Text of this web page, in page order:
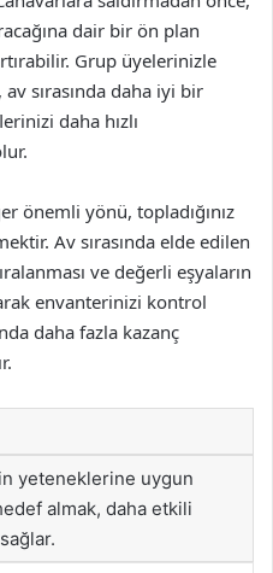
dair bir ön plan
Grup üyelerinizle
sırasında daha iyi bir
daha hızlı
önemli yönü, topladığınız
Av sırasında elde edilen
ve değerli eşyaların
envanterinizi kontrol
daha fazla kazanç
yeteneklerine uygun
almak, daha etkili